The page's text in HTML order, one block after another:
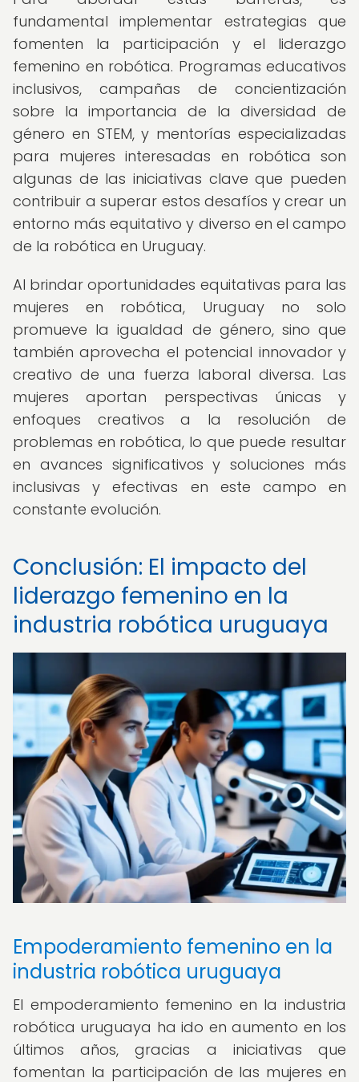
fundamental implementar estrategias que
fomenten la participación y el liderazgo
femenino en robótica. Programas educativos
inclusivos, campañas de concientización
sobre la importancia de la diversidad de
género en STEM, y mentorías especializadas
para mujeres interesadas en robótica son
algunas de las iniciativas clave que pueden
contribuir a superar estos desafíos y crear un
entorno más equitativo y diverso en el campo
de la robótica en Uruguay.
Al brindar oportunidades equitativas para las
mujeres en robótica, Uruguay no solo
promueve la igualdad de género, sino que
también aprovecha el potencial innovador y
creativo de una fuerza laboral diversa. Las
mujeres aportan perspectivas únicas y
enfoques creativos a la resolución de
problemas en robótica, lo que puede resultar
en avances significativos y soluciones más
inclusivas y efectivas en este campo en
constante evolución.
Conclusión: El impacto del
liderazgo femenino en la
industria robótica uruguaya
Empoderamiento femenino en la
industria robótica uruguaya
El empoderamiento femenino en la industria
robótica uruguaya ha ido en aumento en los
últimos años, gracias a iniciativas que
fomentan la participación de las mujeres en